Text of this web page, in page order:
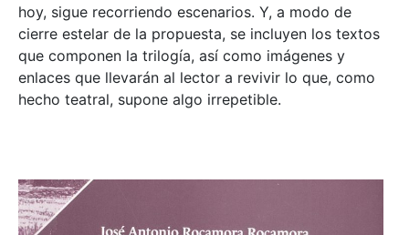
hoy, sigue recorriendo escenarios. Y, a modo de
cierre estelar de la propuesta, se incluyen los textos
que componen la trilogía, así como imágenes y
enlaces que llevarán al lector a revivir lo que, como
hecho teatral, supone algo irrepetible.